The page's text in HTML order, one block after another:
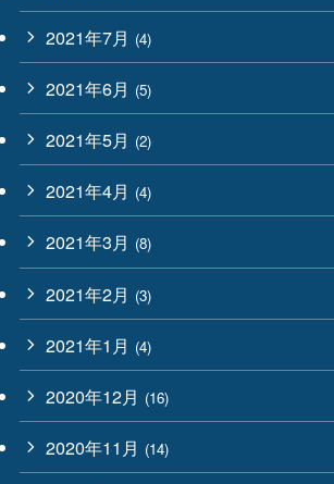
2021年7月 (4)
2021年6月 (5)
2021年5月 (2)
2021年4月 (4)
2021年3月 (8)
2021年2月 (3)
2021年1月 (4)
2020年12月 (16)
2020年11月 (14)